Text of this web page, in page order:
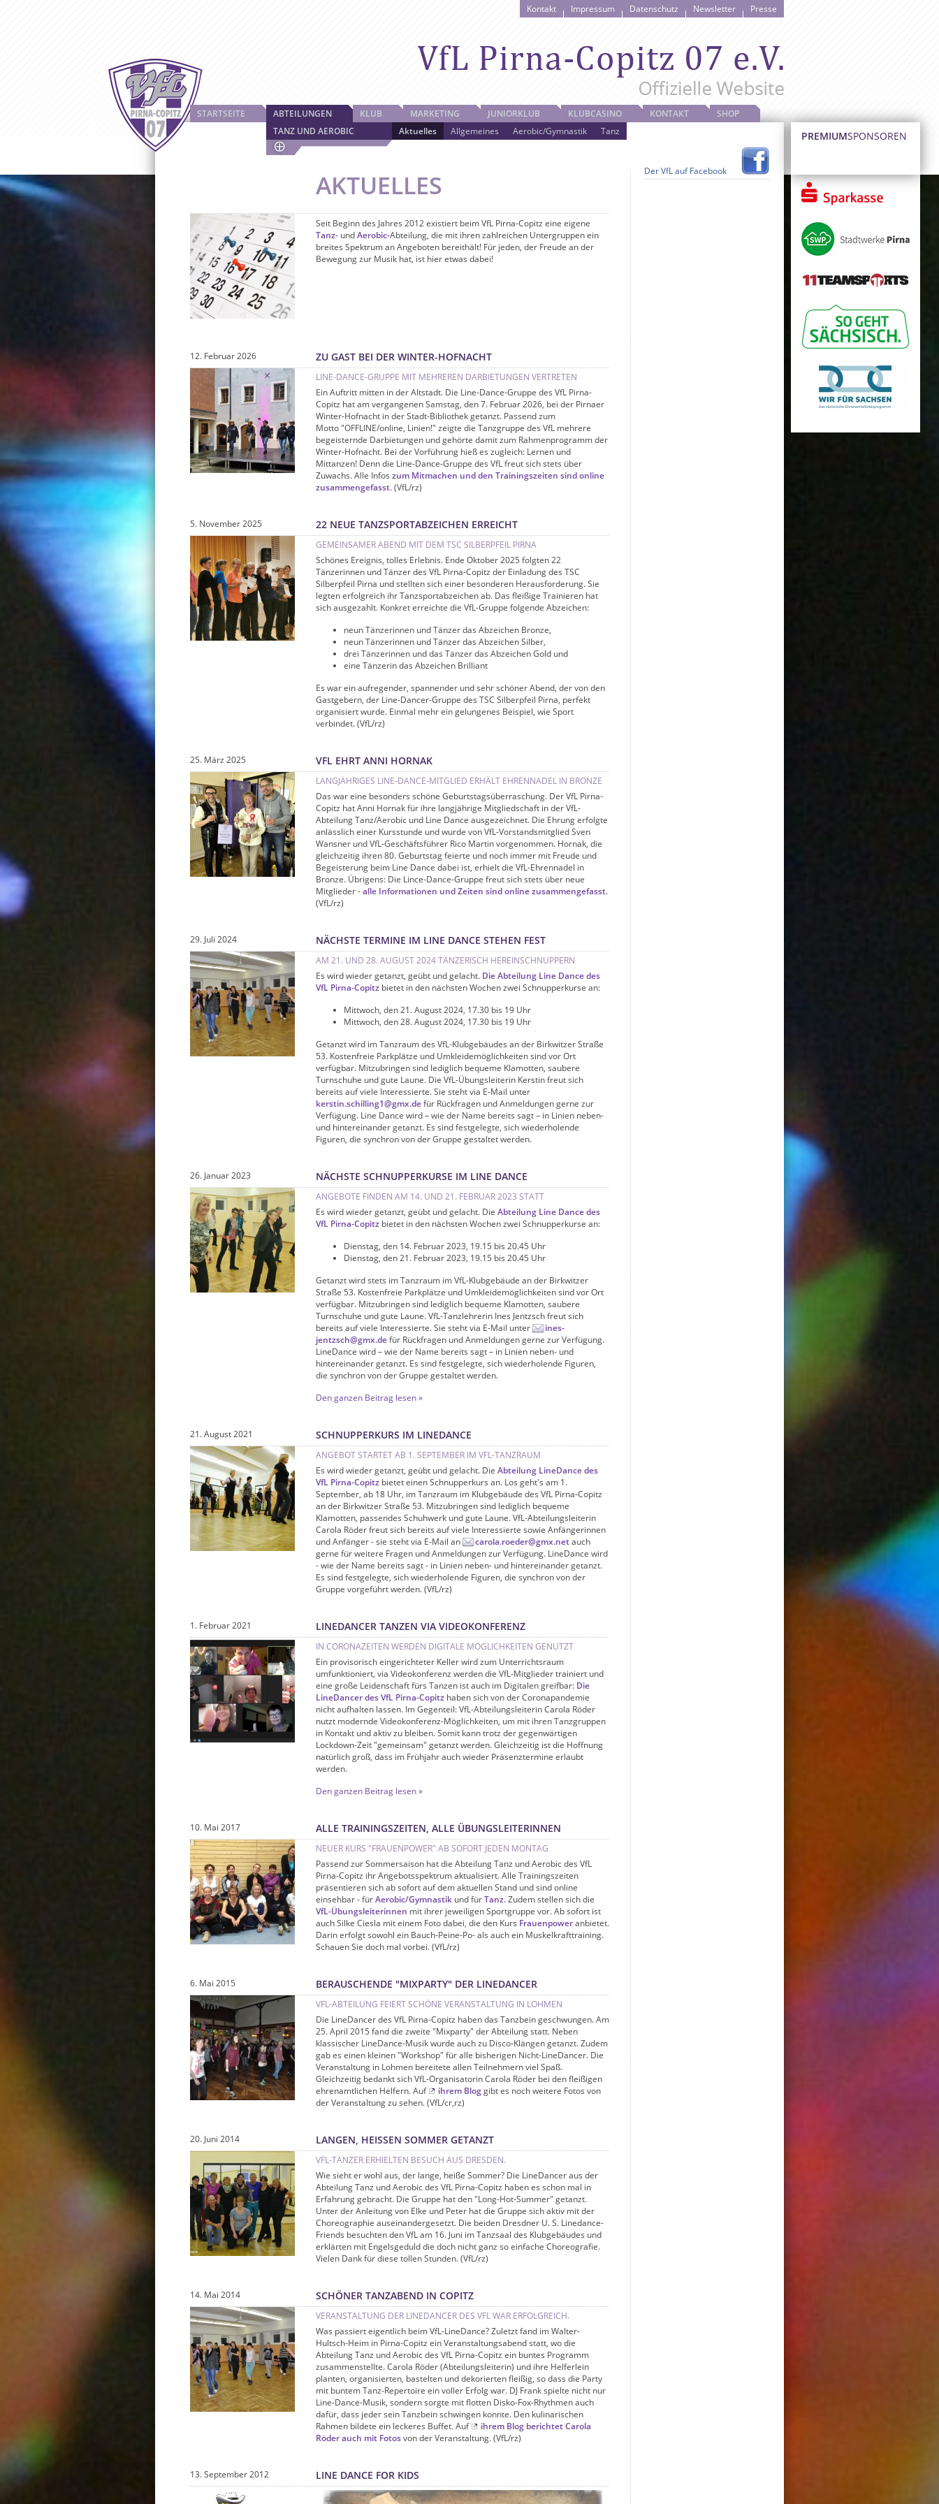
Kontakt Impressum Datenschutz Newsletter Presse
STARTSEITE
ABTEILUNGEN
TANZ UND AEROBIC
Aktuelles Allgemeines Aerobic/Gymnastik Tanz
KLUB MARKETING JUNIORKLUB KLUBCASINO KONTAKT SHOP
Der VfL auf Facebook
PREMIUMSPONSOREN
AKTUELLES
Seit Beginn des Jahres 2012 existiert beim VfL Pirna-Copitz eine eigene
Tanz- undAerobic-Abteilung, die mit ihren zahlreichen Untergruppen ein
breites Spektrum an Angeboten bereithält! Für jeden, der Freude an der
Bewegung zur Musik hat, ist hier etwas dabei!
ZU GAST BEI DER WINTER-HOFNACHT
12. Februar 2026
LINE-DANCE-GRUPPE MIT MEHREREN DARBIETUNGEN VERTRETEN
Ein Auftritt mitten in der Altstadt. Die Line-Dance-Gruppe des VfL Pirna-
Copitz hat am vergangenen Samstag, den 7. Februar 2026, bei der Pirnaer
Winter-Hofnacht in der Stadt-Bibliothek getanzt. Passend zum
Motto "OFFLINE/online, Linien!" zeigte die Tanzgruppe des VfL mehrere
begeisternde Darbietungen und gehörte damit zum Rahmenprogramm der
Winter-Hofnacht. Bei der Vorführung hieß es zugleich: Lernen und
Mittanzen! Denn die Line-Dance-Gruppe des VfL freut sich stets über
Zuwachs. Alle Infos zum Mitmachen und den Trainingszeiten sind online
zusammengefasst. (VfL/rz)
22 NEUE TANZSPORTABZEICHEN ERREICHT
5. November 2025
GEMEINSAMER ABEND MIT DEM TSC SILBERPFEIL PIRNA
Schönes Ereignis, tolles Erlebnis. Ende Oktober 2025 folgten 22
Tänzerinnen und Tänzer des VfL Pirna-Copitz der Einladung des TSC
Silberpfeil Pirna und stellten sich einer besonderen Herausforderung. Sie
legten erfolgreich ihr Tanzsportabzeichen ab. Das fleißige Trainieren hat
sich ausgezahlt. Konkret erreichte die VfL-Gruppe folgende Abzeichen:
neun Tänzerinnen und Tänzer das Abzeichen Bronze,
neun Tänzerinnen und Tänzer das Abzeichen Silber,
drei Tänzerinnen und das Tänzer das Abzeichen Gold und
eine Tänzerin das Abzeichen Brilliant
Es war ein aufregender, spannender und sehr schöner Abend, der von den
Gastgebern, der Line-Dancer-Gruppe des TSC Silberpfeil Pirna, perfekt
organisiert wurde. Einmal mehr ein gelungenes Beispiel, wie Sport
verbindet. (VfL/rz)
VFL EHRT ANNI HORNAK
25. März 2025
LANGJÄHRIGES LINE-DANCE-MITGLIED ERHÄLT EHRENNADEL IN BRONZE
Das war eine besonders schöne Geburtstagsüberraschung. Der VfL Pirna-
Copitz hat Anni Hornak für ihre langjährige Mitgliedschaft in der VfL-
Abteilung Tanz/Aerobic und Line Dance ausgezeichnet. Die Ehrung erfolgte
anlässlich einer Kursstunde und wurde von VfL-Vorstandsmitglied Sven
Wansner und VfL-Geschäftsführer Rico Martin vorgenommen. Hornak, die
gleichzeitig ihren 80. Geburtstag feierte und noch immer mit Freude und
Begeisterung beim Line Dance dabei ist, erhielt die VfL-Ehrennadel in
Bronze. Übrigens: Die Lince-Dance-Gruppe freut sich stets über neue
Mitglieder -alle Informationen und Zeiten sind online zusammengefasst.
(VfL/rz)
NÄCHSTE TERMINE IM LINE DANCE STEHEN FEST
29. Juli 2024
AM 21. UND 28. AUGUST 2024 TÄNZERISCH HEREINSCHNUPPERN
Es wird wieder getanzt, geübt und gelacht. Die Abteilung Line Dance des
VfL Pirna-Copitz bietet in den nächsten Wochen zwei Schnupperkurse an:
Mittwoch, den 21. August 2024, 17.30 bis 19 Uhr
Mittwoch, den 28. August 2024, 17.30 bis 19 Uhr
Getanzt wird im Tanzraum des VfL-Klubgebäudes an der Birkwitzer Straße
53. Kostenfreie Parkplätze und Umkleidemöglichkeiten sind vor Ort
verfügbar. Mitzubringen sind lediglich bequeme Klamotten, saubere
Turnschuhe und gute Laune. Die VfL-Übungsleiterin Kerstin freut sich
bereits auf viele Interessierte. Sie steht via E-Mail unter
kerstin.schilling1@gmx.defür Rückfragen und Anmeldungen gerne zur
Verfügung. Line Dance wird – wie der Name bereits sagt – in Linien neben-
und hintereinander getanzt. Es sind festgelegte, sich wiederholende
Figuren, die synchron von der Gruppe gestaltet werden.
NÄCHSTE SCHNUPPERKURSE IM LINE DANCE
26. Januar 2023
ANGEBOTE FINDEN AM 14. UND 21. FEBRUAR 2023 STATT
Es wird wieder getanzt, geübt und gelacht. Die Abteilung Line Dance des
VfL Pirna-Copitz bietet in den nächsten Wochen zwei Schnupperkurse an:
Dienstag, den 14. Februar 2023, 19.15 bis 20.45 Uhr
Dienstag, den 21. Februar 2023, 19.15 bis 20.45 Uhr
Getanzt wird stets im Tanzraum im VfL-Klubgebäude an der Birkwitzer
Straße 53. Kostenfreie Parkplätze und Umkleidemöglichkeiten sind vor Ort
verfügbar. Mitzubringen sind lediglich bequeme Klamotten, saubere
Turnschuhe und gute Laune. VfL-Tanzlehrerin Ines Jentzsch freut sich
bereits auf viele Interessierte. Sie steht via E-Mail unter
ines-
jentzsch@gmx.defür Rückfragen und Anmeldungen gerne zur Verfügung.
LineDance wird – wie der Name bereits sagt – in Linien neben- und
hintereinander getanzt. Es sind festgelegte, sich wiederholende Figuren,
die synchron von der Gruppe gestaltet werden.
Den ganzen Beitrag lesen »
SCHNUPPERKURS IM LINEDANCE
21. August 2021
ANGEBOT STARTET AB 1. SEPTEMBER IM VFL-TANZRAUM
Es wird wieder getanzt, geübt und gelacht. Die Abteilung LineDance des
VfL Pirna-Copitz bietet einen Schnupperkurs an. Los geht's am 1.
September, ab 18 Uhr, im Tanzraum im Klubgebäude des VfL Pirna-Copitz
an der Birkwitzer Straße 53. Mitzubringen sind lediglich bequeme
Klamotten, passendes Schuhwerk und gute Laune. VfL-Abteilungsleiterin
Carola Röder freut sich bereits auf viele Interessierte sowie Anfängerinnen
und Anfänger - sie steht via E-Mail an
carola.roeder@gmx.netauch
gerne für weitere Fragen und Anmeldungen zur Verfügung. LineDance wird
- wie der Name bereits sagt - in Linien neben- und hintereinander getanzt.
Es sind festgelegte, sich wiederholende Figuren, die synchron von der
Gruppe vorgeführt werden. (VfL/rz)
LINEDANCER TANZEN VIA VIDEOKONFERENZ
1. Februar 2021
IN CORONAZEITEN WERDEN DIGITALE MÖGLICHKEITEN GENUTZT
Ein provisorisch eingerichteter Keller wird zum Unterrichtsraum
umfunktioniert, via Videokonferenz werden die VfL-Mitglieder trainiert und
eine große Leidenschaft fürs Tanzen ist auch im Digitalen greifbar: Die
LineDancer des VfL Pirna-Copitz haben sich von der Coronapandemie
nicht aufhalten lassen. Im Gegenteil: VfL-Abteilungsleiterin Carola Röder
nutzt modernde Videokonferenz-Möglichkeiten, um mit ihren Tanzgruppen
in Kontakt und aktiv zu bleiben. Somit kann trotz der gegenwärtigen
Lockdown-Zeit "gemeinsam" getanzt werden. Gleichzeitig ist die Hoffnung
natürlich groß, dass im Frühjahr auch wieder Präsenztermine erlaubt
werden.
Den ganzen Beitrag lesen »
ALLE TRAININGSZEITEN, ALLE ÜBUNGSLEITERINNEN
10. Mai 2017
NEUER KURS "FRAUENPOWER" AB SOFORT JEDEN MONTAG
Passend zur Sommersaison hat die Abteilung Tanz und Aerobic des VfL
Pirna-Copitz ihr Angebotsspektrum aktualisiert. Alle Trainingszeiten
präsentieren sich ab sofort auf dem aktuellen Stand und sind online
einsehbar - fürAerobic/Gymnastik und fürTanz. Zudem stellen sich die
VfL-Übungsleiterinnen mit ihrer jeweiligen Sportgruppe vor. Ab sofort ist
auch Silke Ciesla mit einem Foto dabei, die den Kurs Frauenpoweranbietet.
Darin erfolgt sowohl ein Bauch-Peine-Po- als auch ein Muskelkrafttraining.
Schauen Sie doch mal vorbei. (VfL/rz)
BERAUSCHENDE "MIXPARTY" DER LINEDANCER
6. Mai 2015
VFL-ABTEILUNG FEIERT SCHÖNE VERANSTALTUNG IN LOHMEN
Die LineDancer des VfL Pirna-Copitz haben das Tanzbein geschwungen. Am
25. April 2015 fand die zweite "Mixparty" der Abteilung statt. Neben
klassischer LineDance-Musik wurde auch zu Disco-Klängen getanzt. Zudem
gab es einen kleinen "Workshop" für alle bisherigen Nicht-LineDancer. Die
Veranstaltung in Lohmen bereitete allen Teilnehmern viel Spaß.
Gleichzeitig bedankt sich VfL-Organisatorin Carola Röder bei den fleißigen
ehrenamtlichen Helfern. Auf
ihrem Bloggibt es noch weitere Fotos von
der Veranstaltung zu sehen. (VfL/cr,rz)
LANGEN, HEISSEN SOMMER GETANZT
20. Juni 2014
VFL-TÄNZER ERHIELTEN BESUCH AUS DRESDEN.
Wie sieht er wohl aus, der lange, heiße Sommer? Die LineDancer aus der
Abteilung Tanz und Aerobic des VfL Pirna-Copitz haben es schon mal in
Erfahrung gebracht. Die Gruppe hat den "Long-Hot-Summer" getanzt.
Unter der Anleitung von Elke und Peter hat die Gruppe sich aktiv mit der
Choreographie auseinandergesetzt. Die beiden Dresdner U. S. Linedance-
Friends besuchten den VfL am 16. Juni im Tanzsaal des Klubgebäudes und
erklärten mit Engelsgeduld die doch nicht ganz so einfache Choreografie.
Vielen Dank für diese tollen Stunden. (VfL/rz)
SCHÖNER TANZABEND IN COPITZ
14. Mai 2014
VERANSTALTUNG DER LINEDANCER DES VFL WAR ERFOLGREICH.
Was passiert eigentlich beim VfL-LineDance? Zuletzt fand im Walter-
Hultsch-Heim in Pirna-Copitz ein Veranstaltungsabend statt, wo die
Abteilung Tanz und Aerobic des VfL Pirna-Copitz ein buntes Programm
zusammenstellte. Carola Röder (Abteilungsleiterin) und ihre Helferlein
planten, organisierten, bastelten und dekorierten fleißig, so dass die Party
mit buntem Tanz-Repertoire ein voller Erfolg war. DJ Frank spielte nicht nur
Line-Dance-Musik, sondern sorgte mit flotten Disko-Fox-Rhythmen auch
dafür, dass jeder sein Tanzbein schwingen konnte. Den kulinarischen
Rahmen bildete ein leckeres Buffet. Auf
ihrem Blog berichtet Carola
Röder auch mit Fotosvon der Veranstaltung. (VfL/rz)
LINE DANCE FOR KIDS
13. September 2012